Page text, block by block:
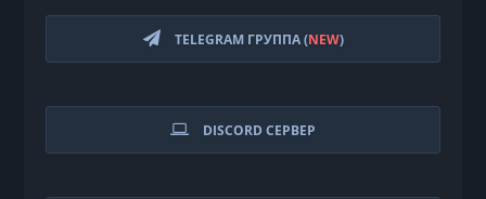
TELEGRAM ГРУППА (NEW)
DISCORD СЕРВЕР